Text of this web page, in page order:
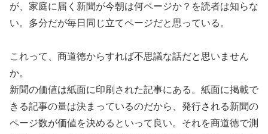
が、家庭に届く新聞が今朝は何ページか？を読者は知らな
い。多分だが毎日同じ立てページだと思っている。
これって、商道徳からすれば不思議な話だと思いません
か。
新聞の価値は紙面に印刷された記事にある。紙面に掲載で
きる記事の量は決まっているのだから、発行される新聞の
ページ数が価値を決めるといって良い。それを商道徳で測